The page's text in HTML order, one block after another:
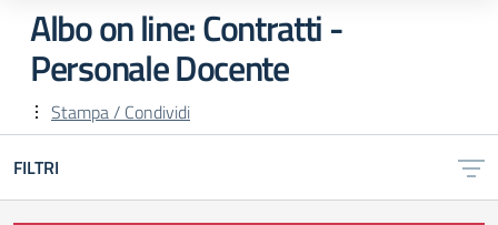
Albo on line:Contratti -
Personale Docente
Stampa / Condividi
FILTRI